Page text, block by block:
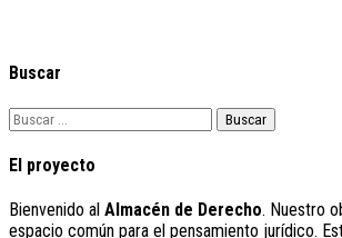
Buscar
Buscar:
El proyecto
Bienvenido al Almacén de Derecho. Nuestro
espacio común para el pensamiento jurídico.